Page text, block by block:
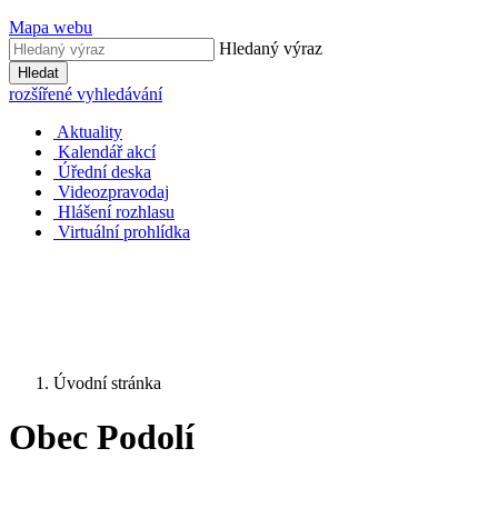
Mapa webu
Hledaný výraz
Hledat
rozšířené vyhledávání
Aktuality
Kalendář akcí
Úřední deska
Videozpravodaj
Hlášení rozhlasu
Virtuální prohlídka
Úvodní stránka
Obec Podolí